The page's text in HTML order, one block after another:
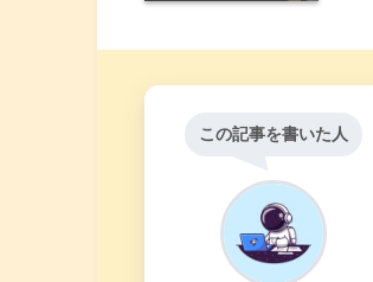
この記事を書いた人